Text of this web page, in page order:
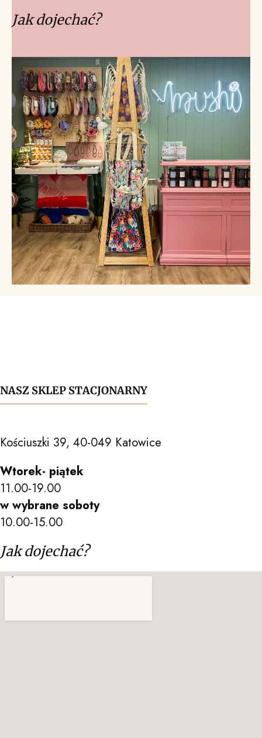
Jak dojechać?
NASZ SKLEP STACJONARNY
Kościuszki 39, 40-049 Katowice
Wtorek- piątek
11.00-19.00
w wybrane soboty
10.00-15.00
Jak dojechać?